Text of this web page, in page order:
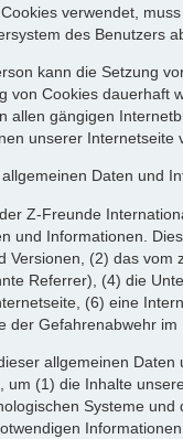
verwendet,
des Benutzers
kann die Setzung
von Cookies dauerhaft
allen gängigen
unserer Internetseite
Daten und
Z-Freunde
und Informationen.
Versionen, (2) das
Referrer), (4) die
(6) eine
der Gefahrenabwehr
allgemeinen
um (1) die Inhalte
Systeme